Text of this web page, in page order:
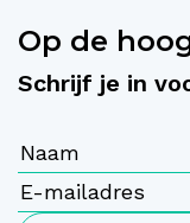
Op de
Schrijf je in